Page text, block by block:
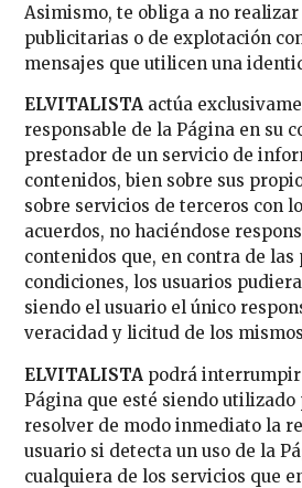
Asimismo, te obliga a no
publicitarias o de explotación
mensajes que utilicen una
ELVITALISTA actúa
responsable de la Página en su
prestador de un servicio de
contenidos, bien sobre sus
sobre servicios de terceros con
acuerdos, no haciéndose
contenidos que, en contra de las
condiciones, los usuarios
siendo el usuario el único
veracidad y licitud de los
ELVITALISTA podrá
Página que esté siendo utilizado
resolver de modo inmediato la
usuario si detecta un uso de la
cualquiera de los servicios que